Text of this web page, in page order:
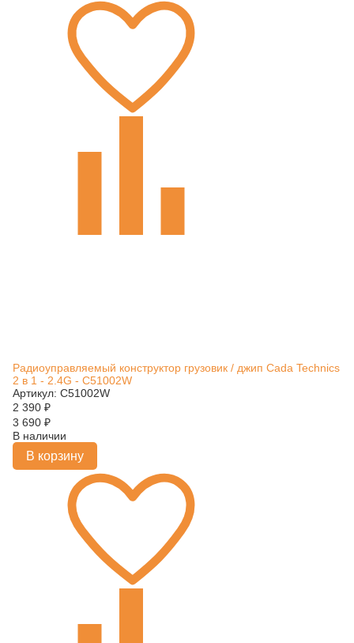
Радиоуправляемый конструктор грузовик / джип Cada Technics
2 в 1 - 2.4G - C51002W
Артикул: C51002W
2 390 ₽
3 690 ₽
В наличии
В корзину